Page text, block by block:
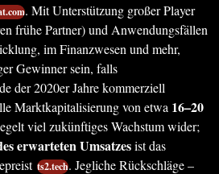
. Mit Unterstützung großer Player
frühe Partner) und Anwendungsfällen
im Finanzwesen und mehr,
Gewinner sein, falls
der 2020er Jahre kommerziell
Marktkapitalisierung von etwa 16–20
viel zukünftiges Wachstum wider;
erwarteten Umsatzesist das
ts2.tech. Jegliche Rückschläge –